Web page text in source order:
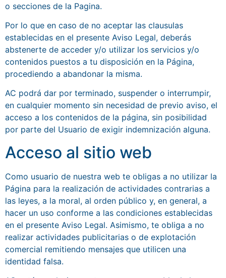
o secciones de la Pagina.
Por lo que en caso de no aceptar las clausulas
establecidas en el presente Aviso Legal, deberás
abstenerte de acceder y/o utilizar los servicios y/o
contenidos puestos a tu disposición en la Página,
procediendo a abandonar la misma.
AC podrá dar por terminado, suspender o interrumpir,
en cualquier momento sin necesidad de previo aviso, el
acceso a los contenidos de la página, sin posibilidad
por parte del Usuario de exigir indemnización alguna.
Acceso al sitio web
Como usuario de nuestra web te obligas a no utilizar la
Página para la realización de actividades contrarias a
las leyes, a la moral, al orden público y, en general, a
hacer un uso conforme a las condiciones establecidas
en el presente Aviso Legal. Asimismo, te obliga a no
realizar actividades publicitarias o de explotación
comercial remitiendo mensajes que utilicen una
identidad falsa.